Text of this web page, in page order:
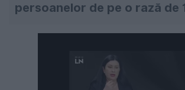
persoanelor de pe o rază de